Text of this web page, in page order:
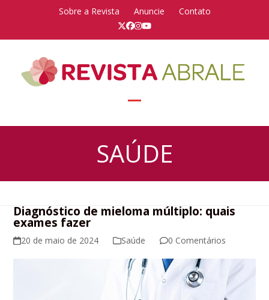
Sobre a Revista Anuncie
Contato
Twitter
Facebook
Instagram
YouTube
menu
menu
SAÚDE
Diagnóstico de mieloma múltiplo: quais
exames fazer
20 de maio de 2024 Saúde 0 Comentários